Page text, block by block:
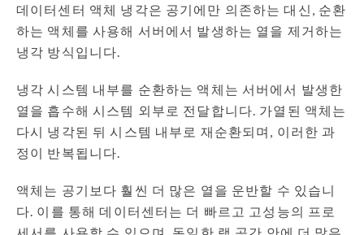
데이터센터 액체 냉각은 공기에만 의존하는 대신, 순환
하는 액체를 사용해 서버에서 발생하는 열을 제거하는
냉각 방식입니다.
냉각 시스템 내부를 순환하는 액체는 서버에서 발생한
열을 흡수해 시스템 외부로 전달합니다. 가열된 액체는
다시 냉각된 뒤 시스템 내부로 재순환되며, 이러한 과
정이 반복됩니다.
액체는 공기보다 훨씬 더 많은 열을 운반할 수 있습니
다. 이를 통해 데이터센터는 더 빠르고 고성능의 프로